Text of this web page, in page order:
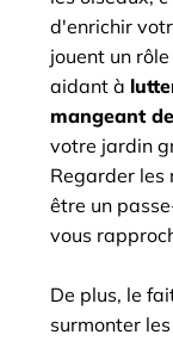
d'enrichir
jouent un
aidant à
mangeant
votre jardin
Regarder les
être un
vous
De plus, le
surmonter